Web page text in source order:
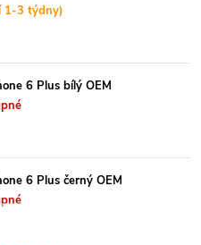
1-3 týdny)
6 Plus bílý OEM
6 Plus černý OEM